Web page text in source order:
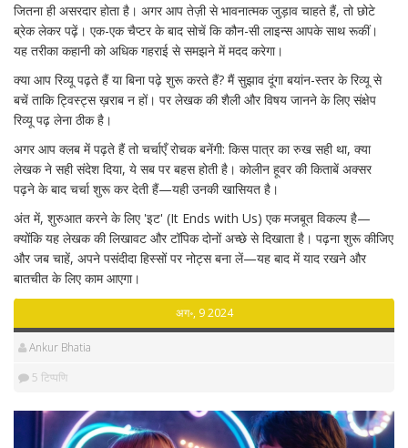
जितना ही असरदार होता है। अगर आप तेज़ी से भावनात्मक जुड़ाव चाहते हैं, तो छोटे
ब्रेक लेकर पढ़ें। एक-एक चैप्टर के बाद सोचें कि कौन-सी लाइन्स आपके साथ रूकीं।
यह तरीका कहानी को अधिक गहराई से समझने में मदद करेगा।
क्या आप रिव्यू पढ़ते हैं या बिना पढ़े शुरू करते हैं? मैं सुझाव दूंगा बयांन-स्तर के रिव्यू से
बचें ताकि ट्विस्ट्स ख़राब न हों। पर लेखक की शैली और विषय जानने के लिए संक्षेप
रिव्यू पढ़ लेना ठीक है।
अगर आप क्लब में पढ़ते हैं तो चर्चाएँ रोचक बनेंगी: किस पात्र का रुख सही था, क्या
लेखक ने सही संदेश दिया, ये सब पर बहस होती है। कोलीन हूवर की किताबें अक्सर
पढ़ने के बाद चर्चा शुरू कर देती हैं—यही उनकी खासियत है।
अंत में, शुरुआत करने के लिए 'इट' (It Ends with Us) एक मजबूत विकल्प है—
क्योंकि यह लेखक की लिखावट और टॉपिक दोनों अच्छे से दिखाता है। पढ़ना शुरू कीजिए
और जब चाहें, अपने पसंदीदा हिस्सों पर नोट्स बना लें—यह बाद में याद रखने और
बातचीत के लिए काम आएगा।
अग॰, 9 2024
Ankur Bhatia
5 टिप्पणि